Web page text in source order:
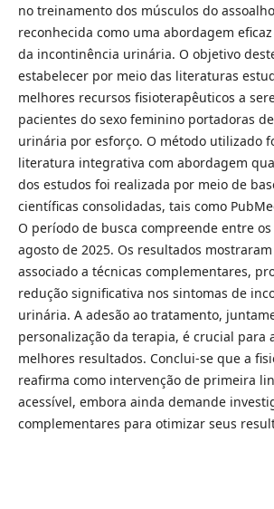
no treinamento dos músculos do
reconhecida como uma abordagem
da incontinência urinária. O objetivo
estabelecer por meio das literaturas
melhores recursos fisioterapêuticos a
pacientes do sexo feminino portadoras
urinária por esforço. O método utilizado
literatura integrativa com abordagem
dos estudos foi realizada por meio de
científicas consolidadas, tais como
O período de busca compreende entre
agosto de 2025. Os resultados mostraram
associado a técnicas complementares,
redução significativa nos sintomas de
urinária. A adesão ao tratamento,
personalização da terapia, é crucial para
melhores resultados. Conclui-se que a
reafirma como intervenção de primeira
acessível, embora ainda demande
complementares para otimizar seus